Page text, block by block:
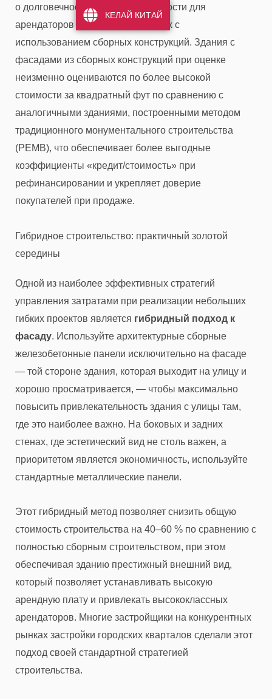
о долговечности и привлекательности для
арендаторов зданий, построенных с
использованием сборных конструкций. Здания с
фасадами из сборных конструкций при оценке
неизменно оцениваются по более высокой
стоимости за квадратный фут по сравнению с
аналогичными зданиями, построенными методом
традиционного монументального строительства
(PEMB), что обеспечивает более выгодные
коэффициенты «кредит/стоимость» при
рефинансировании и укрепляет доверие
покупателей при продаже.
Гибридное строительство: практичный золотой
середины
Одной из наиболее эффективных стратегий
управления затратами при реализации небольших
гибких проектов является гибридный подход к
фасаду. Используйте архитектурные сборные
железобетонные панели исключительно на фасаде
— той стороне здания, которая выходит на улицу и
хорошо просматривается, — чтобы максимально
повысить привлекательность здания с улицы там,
где это наиболее важно. На боковых и задних
стенах, где эстетический вид не столь важен, а
приоритетом является экономичность, используйте
стандартные металлические панели.
Этот гибридный метод позволяет снизить общую
стоимость строительства на 40–60 % по сравнению с
полностью сборным строительством, при этом
обеспечивая зданию престижный внешний вид,
который позволяет устанавливать высокую
арендную плату и привлекать высококлассных
арендаторов. Многие застройщики на конкурентных
рынках застройки городских кварталов сделали этот
подход своей стандартной стратегией
строительства.
КЕЛАЙ КИТАЙ